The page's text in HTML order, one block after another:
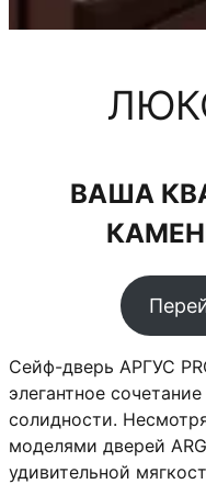
ВАША
Сейф-дверь АРГУС
элегантное
солидности.
моделями дверей
удивительной